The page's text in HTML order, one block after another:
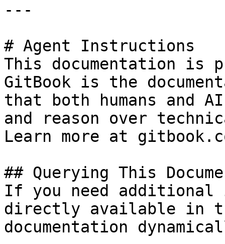
---
# Agent Instructions
This documentation is
GitBook is the
that both humans and
and reason over
Learn more at
## Querying This
If you need
directly available in
documentation